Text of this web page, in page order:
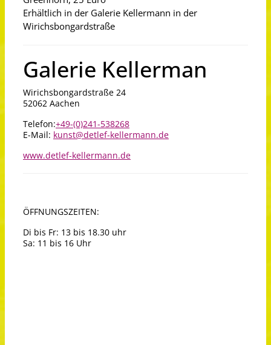
Erhältlich in der Galerie Kellermann in der
Wirichsbongardstraße
Galerie Kellerman
Wirichsbongardstraße 24
52062 Aachen
Telefon:+49-(0)241-538268
E-Mail: kunst@detlef-kellermann.de
www.detlef-kellermann.de
ÖFFNUNGSZEITEN:
Di bis Fr: 13 bis 18.30 uhr
Sa: 11 bis 16 Uhr